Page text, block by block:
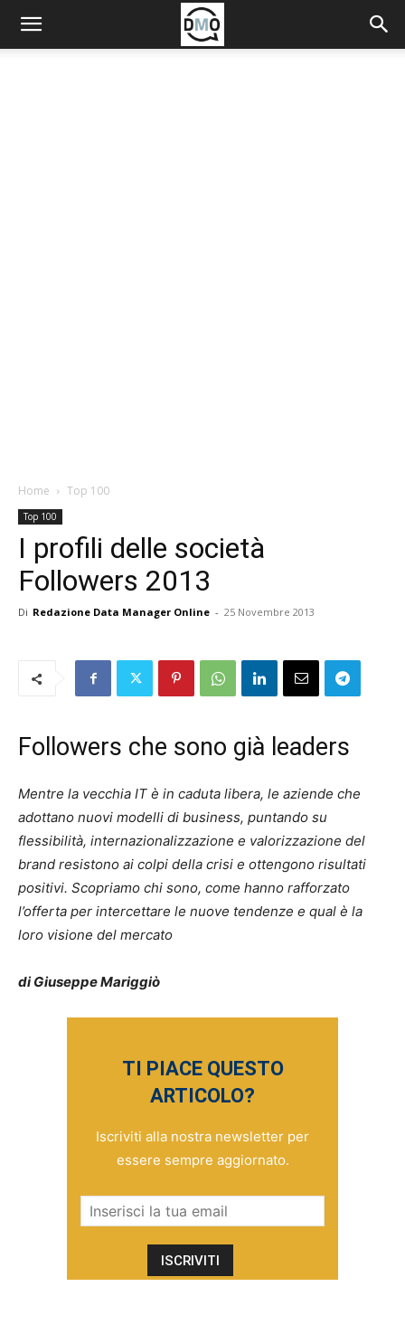
Home Top 100
Top 100
I profili delle società
Followers 2013
Di Redazione Data Manager Online - 25 Novembre 2013
Followers che sono già leaders
Mentre la vecchia IT è in caduta libera, le aziende che
adottano nuovi modelli di business, puntando su
flessibilità, internazionalizzazione e valorizzazione del
brand resistono ai colpi della crisi e ottengono risultati
positivi. Scopriamo chi sono, come hanno rafforzato
l’offerta per intercettare le nuove tendenze e qual è la
loro visione del mercato
di Giuseppe Mariggiò
TI PIACE QUESTO
ARTICOLO?
Iscriviti alla nostra newsletter per
essere sempre aggiornato.